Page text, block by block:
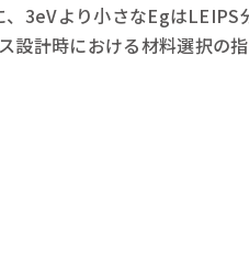
3eVより小さなEgはLEIPS
設計時における材料選択の